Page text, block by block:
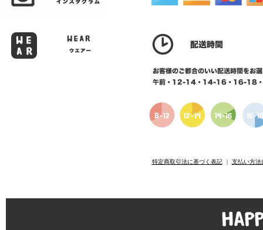
特定商取引法に基づく表記｜ 支払い方法